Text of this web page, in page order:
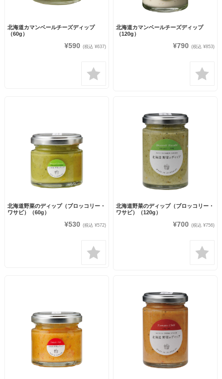
北海道カマンベールチーズディップ
（60g）
¥590 (税込 ¥637)
北海道カマンベールチーズディップ
（120g）
¥790 (税込 ¥853)
北海道野菜のディップ（ブロッコリー・
ワサビ）（60g）
¥530 (税込 ¥572)
北海道野菜のディップ（ブロッコリー・
ワサビ）（120g）
¥700 (税込 ¥756)